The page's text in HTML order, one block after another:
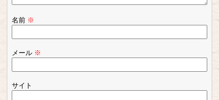
名前 ※
メール ※
サイト